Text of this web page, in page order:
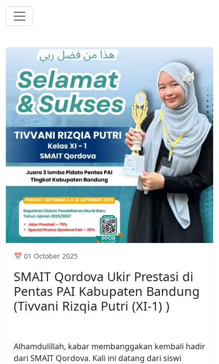
📅 01 October 2025
SMAIT Qordova Ukir Prestasi di
Pentas PAI Kabupaten Bandung
(Tivvani Rizqia Putri (XI-1) )
Alhamdulillah, kabar membanggakan kembali hadir
dari SMAIT Qordova. Kali ini datang dari siswi